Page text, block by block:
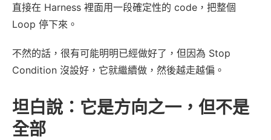
直接在 Harness 裡面用一段確定性的 code，把整個
Loop 停下來。
不然的話，很有可能明明已經做好了，但因為 Stop
Condition 沒設好，它就繼續做，然後越走越偏。
坦白說：它是方向之一，但不是
全部